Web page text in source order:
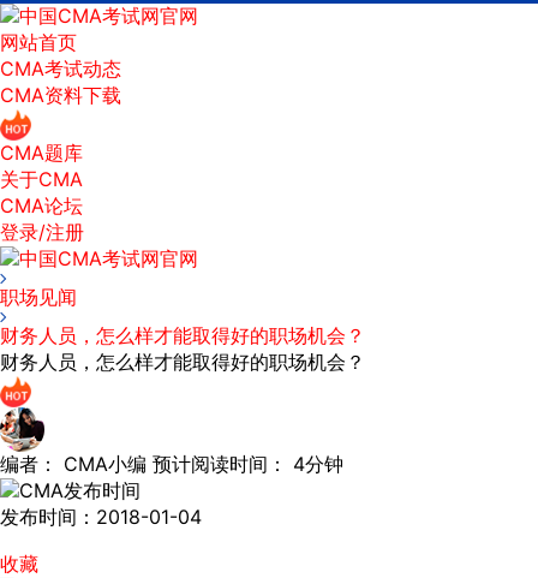
网站首页
CMA考试动态
CMA资料下载
CMA题库
关于CMA
CMA论坛
登录/注册
职场见闻
财务人员，怎么样才能取得好的职场机会？
财务人员，怎么样才能取得好的职场机会？
编者： CMA小编 预计阅读时间： 4分钟
发布时间：2018-01-04
收藏